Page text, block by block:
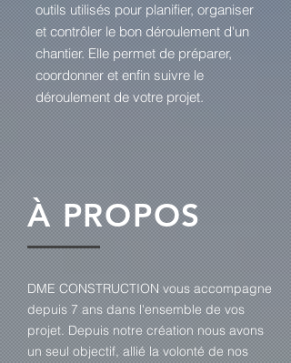
outils utilisés pour planifier, organiser
et contrôler le bon déroulement d'un
chantier. Elle permet de préparer,
coordonner et enfin suivre le
déroulement de votre projet.
À PROPOS
DME CONSTRUCTION vous accompagne
depuis 7 ans dans l'ensemble de vos
projet. Depuis notre création nous avons
un seul objectif, allié la volonté de nos